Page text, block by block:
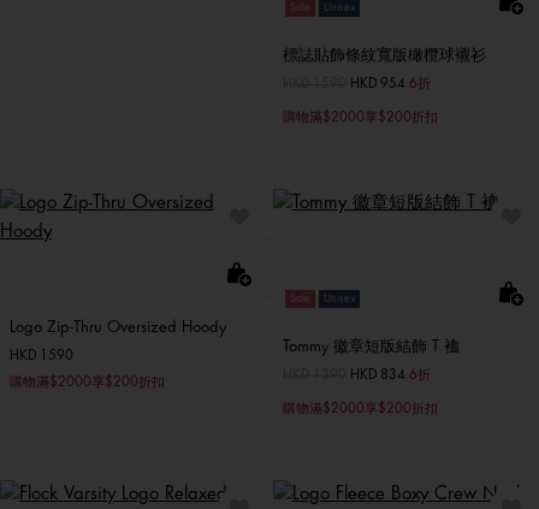
Sale Unisex
標誌貼飾條紋寬版橄欖球襯衫
至HKD 954 6折
購物滿$2000享$200折扣
Logo Zip-Thru Oversized Hoody
HKD 1590
購物滿$2000享$200折扣
Sale Unisex
Tommy 徽章短版結飾 T 裇
至HKD 834 6折
購物滿$2000享$200折扣